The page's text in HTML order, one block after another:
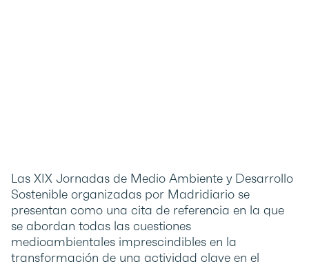
Las XIX Jornadas de Medio Ambiente y Desarrollo
Sostenible organizadas por Madridiario se
presentan como una cita de referencia en la que
se abordan todas las cuestiones
medioambientales imprescindibles en la
transformación de una actividad clave en el